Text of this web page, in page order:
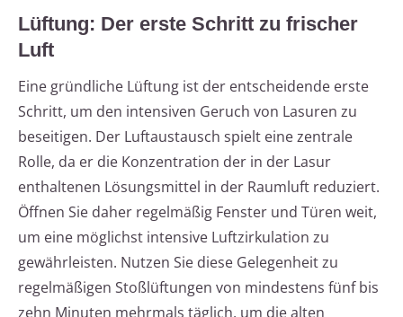
Lüftung: Der erste Schritt zu frischer
Luft
Eine gründliche Lüftung ist der entscheidende erste
Schritt, um den intensiven Geruch von Lasuren zu
beseitigen. Der Luftaustausch spielt eine zentrale
Rolle, da er die Konzentration der in der Lasur
enthaltenen Lösungsmittel in der Raumluft reduziert.
Öffnen Sie daher regelmäßig Fenster und Türen weit,
um eine möglichst intensive Luftzirkulation zu
gewährleisten. Nutzen Sie diese Gelegenheit zu
regelmäßigen Stoßlüftungen von mindestens fünf bis
zehn Minuten mehrmals täglich, um die alten